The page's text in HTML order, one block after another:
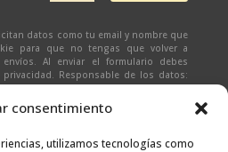
consentimiento
utilizamos tecnologías como
datos como tu email y nombre que
para que no tengas que volver a
Al enviar el formulario debes
Responsable de los datos:
a solicitudes del formulario |
expreso | Destinatario:
en cliente email) | Derechos: Tienes